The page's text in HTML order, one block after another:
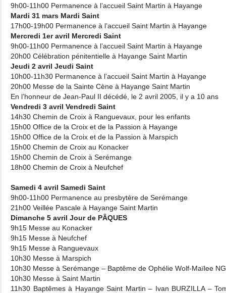
9h00-11h00 Permanence à l’accueil Saint Martin à Hayange
Mardi 31 mars Mardi Saint
17h00-19h00 Permanence à l’accueil Saint Martin à Hayange
Mercredi 1er avril Mercredi Saint
9h00-11h00 Permanence à l’accueil Saint Martin à Hayange
20h00 Célébration pénitentielle à Hayange Saint Martin
Jeudi 2 avril Jeudi Saint
10h00-11h30 Permanence à l’accueil Saint Martin à Hayange
20h00 Messe de la Sainte Cène à Hayange Saint Martin
En l’honneur de Jean-Paul II décédé, le 2 avril 2005, il y a 10 ans
Vendredi 3 avril Vendredi Saint
14h30 Chemin de Croix à Ranguevaux, pour les enfants
15h00 Office de la Croix et de la Passion à Hayange
15h00 Office de la Croix et de la Passion à Marspich
15h00 Chemin de Croix au Konacker
15h00 Chemin de Croix à Serémange
18h00 Chemin de Croix à Neufchef
Samedi 4 avril Samedi Saint
9h00-11h00 Permanence au presbytère de Serémange
21h00 Veillée Pascale à Hayange Saint Martin
Dimanche 5 avril Jour de PÂQUES
9h15 Messe au Konacker
9h15 Messe à Neufchef
9h15 Messe à Ranguevaux
10h30 Messe à Marspich
10h30 Messe à Serémange – Baptême de Ophélie Wolf-Maïlee
10h30 Messe à Saint Martin
11h30 Baptêmes à Hayange Saint Martin – Ivan BURZILLA –